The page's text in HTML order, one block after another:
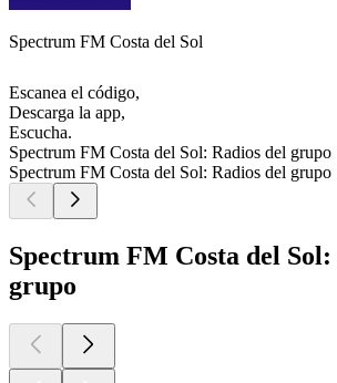
Spectrum FM Costa del Sol
Escanea el código,
Descarga la app,
Escucha.
Spectrum FM Costa del Sol: Radios del grupo
Spectrum FM Costa del Sol: Radios del grupo
Spectrum FM Costa del Sol:
grupo